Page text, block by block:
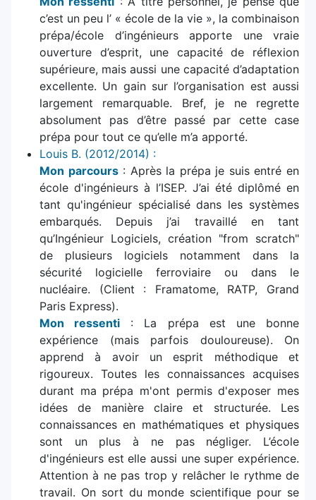
c’est un peu l’ « école de la vie », la combinaison
prépa/école d’ingénieurs apporte une vraie
ouverture d’esprit, une capacité de réflexion
supérieure, mais aussi une capacité d’adaptation
excellente. Un gain sur l’organisation est aussi
largement remarquable. Bref, je ne regrette
absolument pas d’être passé par cette case
prépa pour tout ce qu’elle m’a apporté.
Louis B. (2012/2014) :
Mon parcours: Après la prépa je suis entré en
école d'ingénieurs à l’ISEP. J’ai été diplômé en
tant qu'ingénieur spécialisé dans les systèmes
embarqués. Depuis j’ai travaillé en tant
qu’Ingénieur Logiciels, création "from scratch"
de plusieurs logiciels notamment dans la
sécurité logicielle ferroviaire ou dans le
nucléaire. (Client : Framatome, RATP, Grand
Paris Express).
Mon ressenti : La prépa est une bonne
expérience (mais parfois douloureuse). On
apprend à avoir un esprit méthodique et
rigoureux. Toutes les connaissances acquises
durant ma prépa m'ont permis d'exposer mes
idées de manière claire et structurée. Les
connaissances en mathématiques et physiques
sont un plus à ne pas négliger. L’école
d'ingénieurs est elle aussi une super expérience.
Attention à ne pas trop y relâcher le rythme de
travail. On sort du monde scientifique pour se